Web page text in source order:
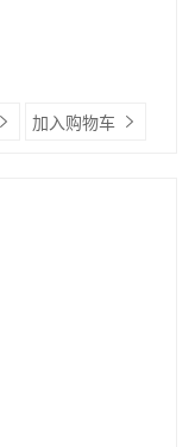
加入购物车